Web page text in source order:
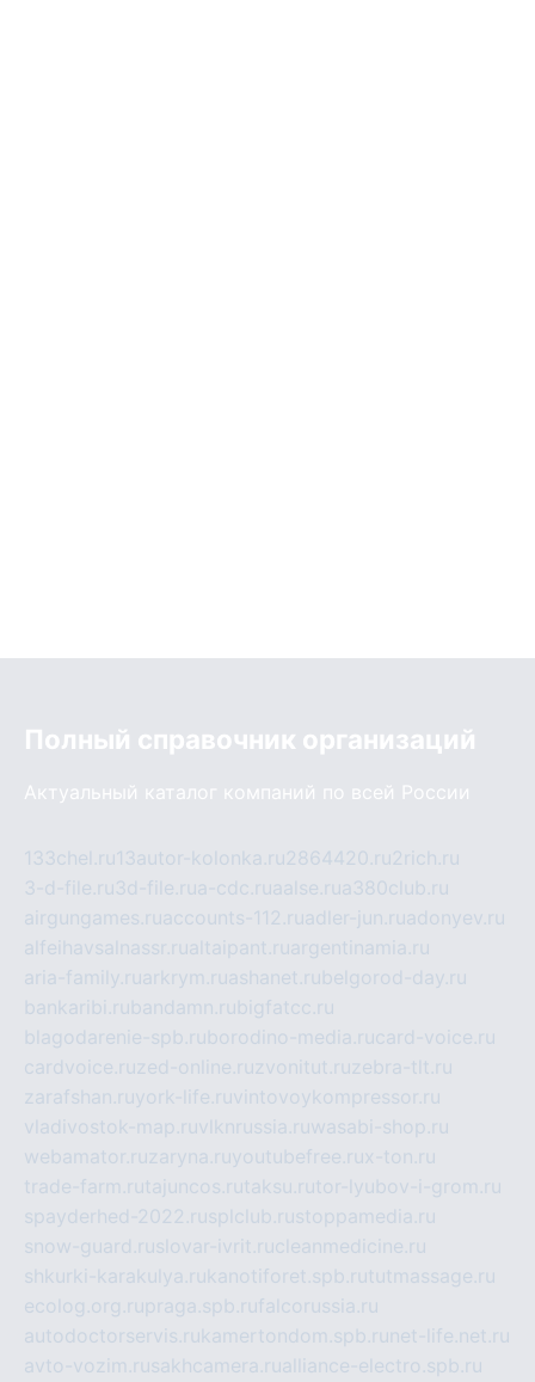
Полный справочник организаций
Актуальный каталог компаний по всей России
133chel.ru13autor-kolonka.ru2864420.ru2rich.ru
3-d-file.ru3d-file.rua-cdc.ruaalse.rua380club.ru
airgungames.ruaccounts-112.ruadler-jun.ruadonyev.ru
alfeihavsalnassr.rualtaipant.ruargentinamia.ru
aria-family.ruarkrym.ruashanet.rubelgorod-day.ru
bankaribi.rubandamn.rubigfatcc.ru
blagodarenie-spb.ruborodino-media.rucard-voice.ru
cardvoice.ruzed-online.ruzvonitut.ruzebra-tlt.ru
zarafshan.ruyork-life.ruvintovoykompressor.ru
vladivostok-map.ruvlknrussia.ruwasabi-shop.ru
webamator.ruzaryna.ruyoutubefree.rux-ton.ru
trade-farm.rutajuncos.rutaksu.rutor-lyubov-i-grom.ru
spayderhed-2022.rusplclub.rustoppamedia.ru
snow-guard.ruslovar-ivrit.rucleanmedicine.ru
shkurki-karakulya.rukanotiforet.spb.rututmassage.ru
ecolog.org.rupraga.spb.rufalcorussia.ru
autodoctorservis.rukamertondom.spb.ru net-life.net.ru
avto-vozim.rusakhcamera.rualliance-electro.spb.ru